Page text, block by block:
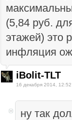
(5,84 руб.
этажей) это
инфляция
iBolit-TLT
16 декабря 2014, 12:52
ну так